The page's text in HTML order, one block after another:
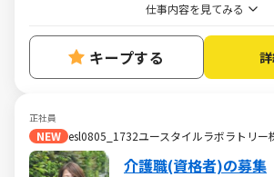
仕事内容を見てみる
キープする
正社員
NEW esl0805_1732ユースタイルラボラトリー
介護職(資格者)の募集